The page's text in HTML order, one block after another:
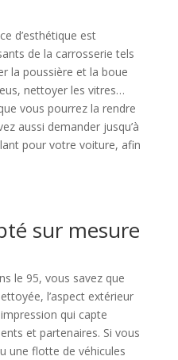
d’esthétique est
de la carrosserie tels
la poussière et la boue
nettoyer les vitres…
vous pourrez la rendre
aussi demander jusqu’à
pour votre voiture, afin
sur mesure
le 95, vous savez que
l’aspect extérieur
qui capte
et partenaires. Si vous
une flotte de véhicules